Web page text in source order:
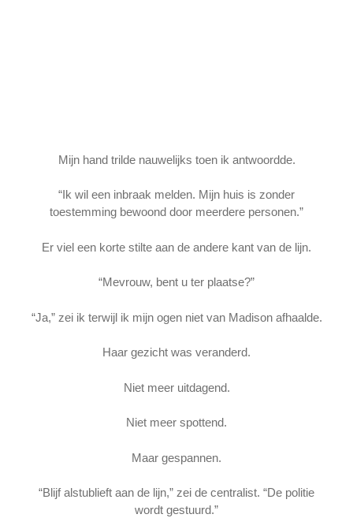
Mijn hand trilde nauwelijks toen ik antwoordde.
“Ik wil een inbraak melden. Mijn huis is zonder
toestemming bewoond door meerdere personen.”
Er viel een korte stilte aan de andere kant van de lijn.
“Mevrouw, bent u ter plaatse?”
“Ja,” zei ik terwijl ik mijn ogen niet van Madison afhaalde.
Haar gezicht was veranderd.
Niet meer uitdagend.
Niet meer spottend.
Maar gespannen.
“Blijf alstublieft aan de lijn,” zei de centralist. “De politie
wordt gestuurd.”